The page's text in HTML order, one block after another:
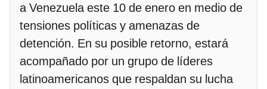
a Venezuela este 10 de enero en medio de
tensiones políticas y amenazas de
detención. En su posible retorno, estará
acompañado por un grupo de líderes
latinoamericanos que respaldan su lucha